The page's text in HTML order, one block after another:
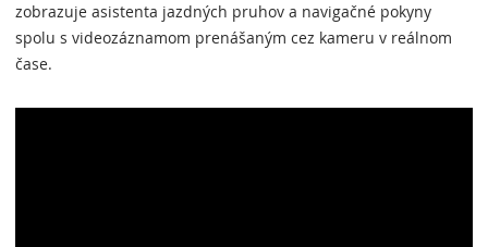
zobrazuje asistenta jazdných pruhov a navigačné pokyny
spolu s videozáznamom prenášaným cez kameru v reálnom
čase.